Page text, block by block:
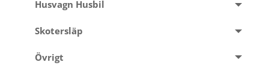
Husvagn Husbil
Skotersläp
Övrigt